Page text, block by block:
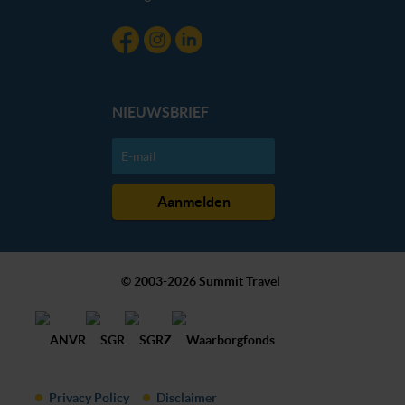
NIEUWSBRIEF
© 2003-2026 Summit Travel
Privacy Policy Disclaimer